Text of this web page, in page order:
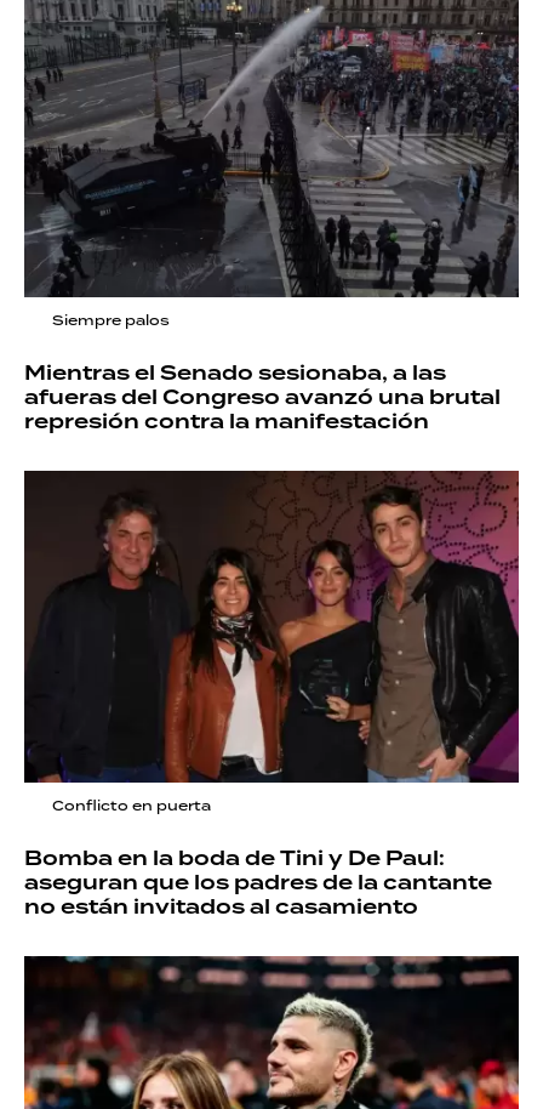
Siempre palos
Mientras el Senado sesionaba, a las
afueras del Congreso avanzó una brutal
represión contra la manifestación
Conflicto en puerta
Bomba en la boda de Tini y De Paul:
aseguran que los padres de la cantante
no están invitados al casamiento